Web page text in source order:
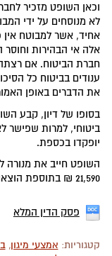
וכאן השופט מזכיר
לא מנוסחים על ידי
אחיד, אשר למבוטח אין
אלה אי הבהירות וחוסר
חברת הביטוח. אם
ענודים בביטוח כל
את הדברים באופן
בסופו של דיון, קבע
ביטוחי, למרות שפישר
יופקדו בכספת.
השופט חייב את מנורה
21,590 ₪ בתוספת הוצאות משפט בסך של 700 ₪.
פסק הדין המלא
קטגוריות: אמצעי מיגון,